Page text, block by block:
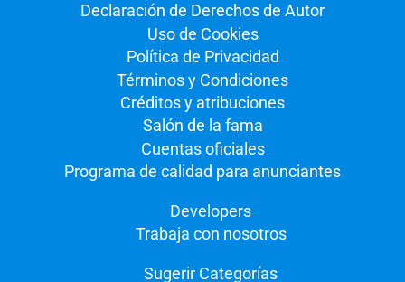
Declaración de Derechos de Autor
Uso de Cookies
Política de Privacidad
Términos y Condiciones
Créditos y atribuciones
Salón de la fama
Cuentas oficiales
Programa de calidad para anunciantes
Developers
Trabaja con nosotros
Sugerir Categorías